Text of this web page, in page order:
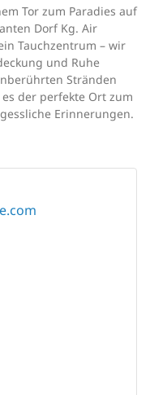
Tor zum Paradies auf
Dorf Kg. Air
Tauchzentrum – wir
und Ruhe
Stränden
der perfekte Ort zum
Erinnerungen.